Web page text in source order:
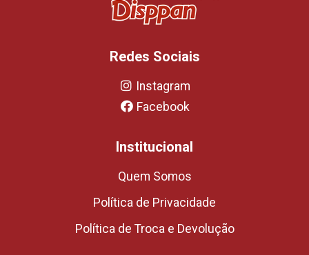
Redes Sociais
Instagram
Facebook
Institucional
Quem Somos
Política de Privacidade
Política de Troca e Devolução